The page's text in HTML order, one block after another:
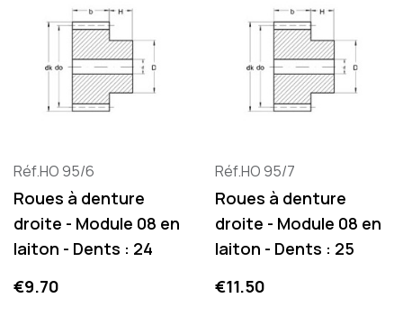
Réf.HO 95/6
Roues à denture
droite - Module 08 en
laiton - Dents : 24
Price
€9.70
Réf.HO 95/7
Roues à denture
droite - Module 08 en
laiton - Dents : 25
Price
€11.50